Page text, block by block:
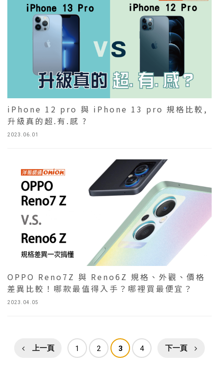
2023.06.01
iPhone 12 pro 與 iPhone 13 pro 規格比較,
升級真的超.有.感 ?
2023.04.05
OPPO Reno7Z 與 Reno6Z 規格、外觀、價格
差異比較！哪款最值得入手？哪裡買最便宜？
上一頁 1 2 3 4 下一頁